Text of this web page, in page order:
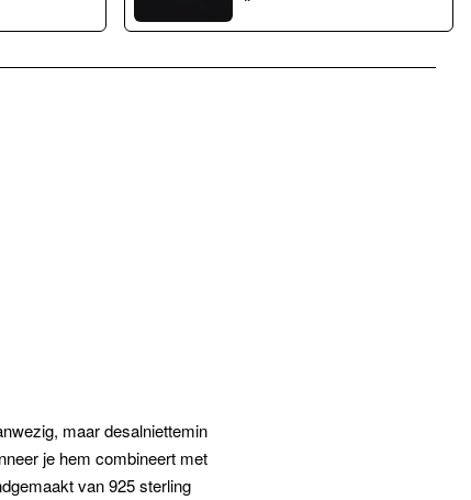
maar desalniettemin
je hem combineert met
van 925 sterling